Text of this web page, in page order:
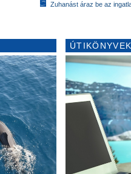
Zuhanást áraz be az